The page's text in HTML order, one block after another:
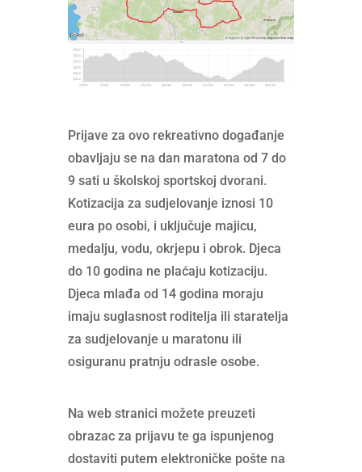
Prijave za ovo rekreativno događanje
obavljaju se na dan maratona od 7 do
9 sati u školskoj sportskoj dvorani.
Kotizacija za sudjelovanje iznosi 10
eura po osobi, i uključuje majicu,
medalju, vodu, okrjepu i obrok. Djeca
do 10 godina ne plaćaju kotizaciju.
Djeca mlađa od 14 godina moraju
imaju suglasnost roditelja ili staratelja
za sudjelovanje u maratonu ili
osiguranu pratnju odrasle osobe.
Na web stranici možete preuzeti
obrazac za prijavu te ga ispunjenog
dostaviti putem elektroničke pošte na